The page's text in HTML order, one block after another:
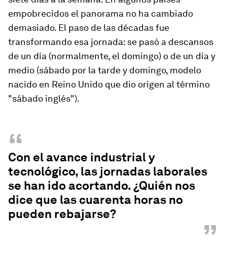
empobrecidos el panorama no ha cambiado
demasiado. El paso de las décadas fue
transformando esa jornada: se pasó a descansos
de un día (normalmente, el domingo) o de un día y
medio (sábado por la tarde y domingo, modelo
nacido en Reino Unido que dio origen al término
"sábado inglés").
“
Con el avance industrial y
tecnológico, las jornadas laborales
se han ido acortando. ¿Quién nos
dice que las cuarenta horas no
pueden rebajarse?
”